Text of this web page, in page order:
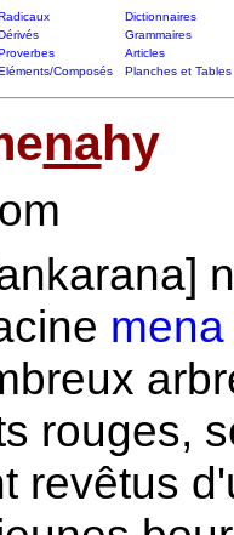
Dictionnaires
Grammaires
Articles
Composés Planches et Tables
nahy
mena
rouges,
revêtus